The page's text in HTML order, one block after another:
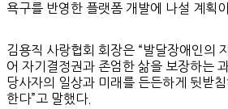
욕구를 반영한 플랫폼 개발에 나설 계획
김용직 사랑협회 회장은 “발달장애인의
어 자기결정권과 존엄한 삶을 보장하는
당사자의 일상과 미래를 든든하게 뒷받
한다”고 말했다.